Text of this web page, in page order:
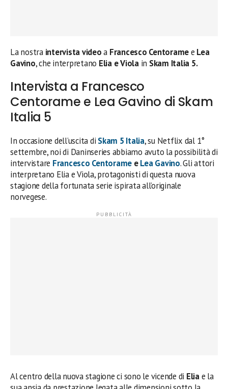
La nostra intervista videoa Francesco Centoramee Lea
Gavino, che interpretano Elia e Violain Skam Italia 5.
Intervista a Francesco
Centorame e Lea Gavino di Skam
Italia 5
In occasione dell’uscita di Skam 5 Italia, su Netflix dal 1°
settembre, noi di Daninseries abbiamo avuto la possibilità di
intervistare Francesco Centorame eLea Gavino. Gli attori
interpretano Elia e Viola, protagonisti di questa nuova
stagione della fortunata serie ispirata all’originale
norvegese.
Al centro della nuova stagione ci sono le vicende di Eliae la